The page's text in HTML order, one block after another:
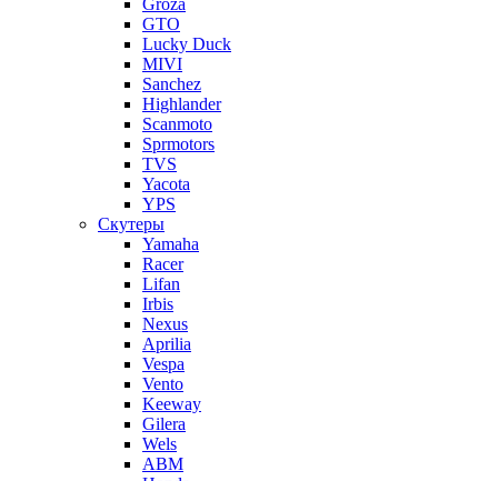
Groza
GTO
Lucky Duck
MIVI
Sanchez
Highlander
Scanmoto
Sprmotors
TVS
Yacota
YPS
Скутеры
Yamaha
Racer
Lifan
Irbis
Nexus
Aprilia
Vespa
Vento
Keeway
Gilera
Wels
ABM